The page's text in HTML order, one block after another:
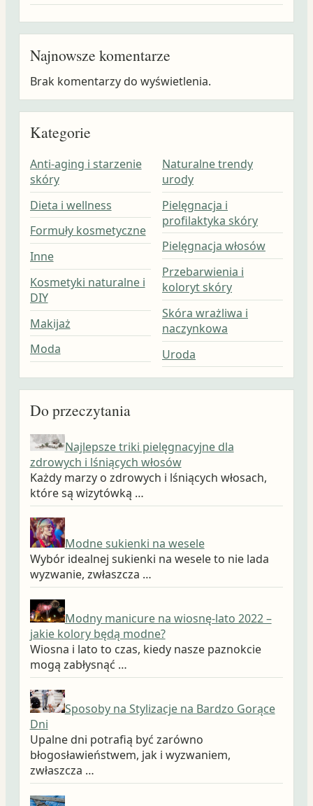
Najnowsze komentarze
Brak komentarzy do wyświetlenia.
Kategorie
Anti-aging i starzenie
skóry
Dieta i wellness
Formuły kosmetyczne
Inne
Kosmetyki naturalne i
DIY
Makijaż
Moda
Naturalne trendy
urody
Pielęgnacja i
profilaktyka skóry
Pielęgnacja włosów
Przebarwienia i
koloryt skóry
Skóra wrażliwa i
naczynkowa
Uroda
Do przeczytania
Najlepsze triki pielęgnacyjne dla
zdrowych i lśniących włosów
Każdy marzy o zdrowych i lśniących włosach,
które są wizytówką …
Modne sukienki na wesele
Wybór idealnej sukienki na wesele to nie lada
wyzwanie, zwłaszcza …
Modny manicure na wiosnę-lato 2022 –
jakie kolory będą modne?
Wiosna i lato to czas, kiedy nasze paznokcie
mogą zabłysnąć …
Sposoby na Stylizacje na Bardzo Gorące
Dni
Upalne dni potrafią być zarówno
błogosławieństwem, jak i wyzwaniem,
zwłaszcza …